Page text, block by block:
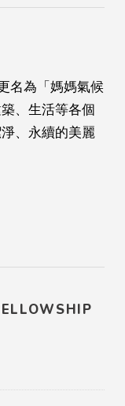
名為「媽媽氣候
、生活等各個
、永續的美麗